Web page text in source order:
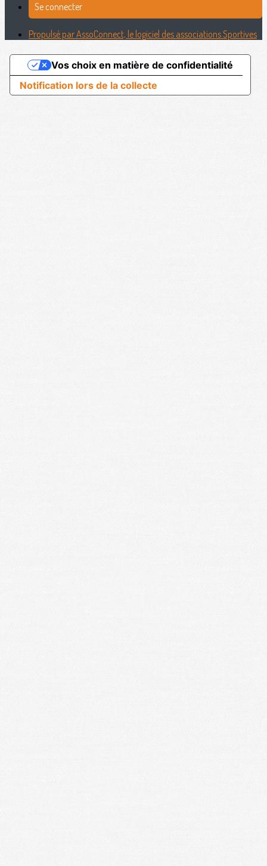
Se connecter
Propulsé par AssoConnect, le logiciel des associations Sportives
Notification lors de la collecte
Vos choix en matière de confidentialité